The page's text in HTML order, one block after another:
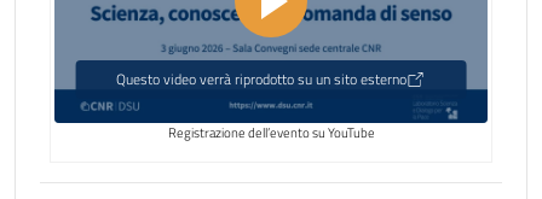
Questo video verrà riprodotto su un sito esterno
Registrazione dell’evento su YouTube